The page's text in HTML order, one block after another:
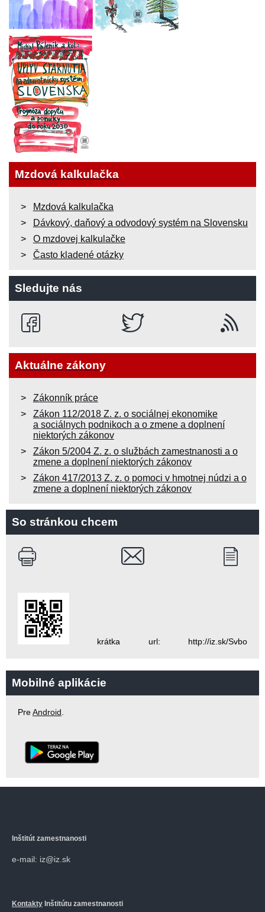
Mzdová kalkulačka
Mzdová kalkulačka
Dávkový, daňový a odvodový systém na Slovensku
O mzdovej kalkulačke
Často kladené otázky
Sledujte nás
Aktuálne zákony
Zákonník práce
Zákon 112/2018 Z. z. o sociálnej ekonomike
a sociálnych podnikoch a o zmene a doplnení
niektorých zákonov
Zákon 5/2004 Z. z. o službách zamestnanosti a o
zmene a doplnení niektorých zákonov
Zákon 417/2013 Z. z. o pomoci v hmotnej núdzi a o
zmene a doplnení niektorých zákonov
So stránkou chcem
krátka url: http://iz.sk/Svbo
Mobilné aplikácie
PreAndroid
Inštitút zamestnanosti
e-mail: iz@iz.sk
Kontakty Inštitútu zamestnanosti